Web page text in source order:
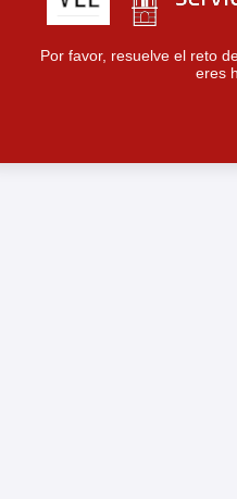
Por favor, resuelve el reto
eres